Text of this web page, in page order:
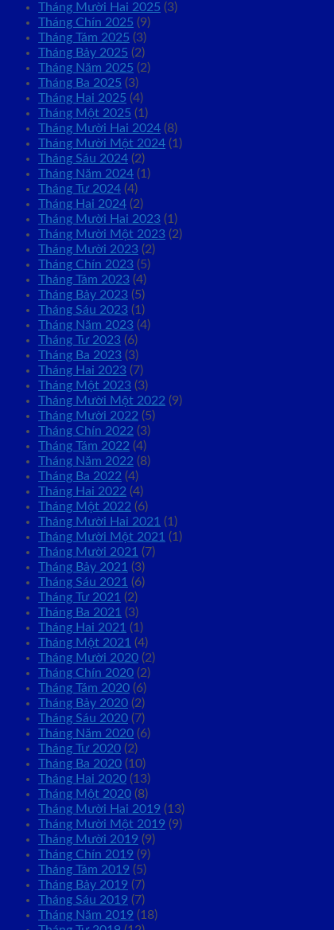
Tháng Mười Hai 2025 (3)
Tháng Chín 2025 (9)
Tháng Tám 2025 (3)
Tháng Bảy 2025 (2)
Tháng Năm 2025 (2)
Tháng Ba 2025 (3)
Tháng Hai 2025 (4)
Tháng Một 2025 (1)
Tháng Mười Hai 2024 (8)
Tháng Mười Một 2024 (1)
Tháng Sáu 2024 (2)
Tháng Năm 2024 (1)
Tháng Tư 2024 (4)
Tháng Hai 2024 (2)
Tháng Mười Hai 2023 (1)
Tháng Mười Một 2023 (2)
Tháng Mười 2023 (2)
Tháng Chín 2023 (5)
Tháng Tám 2023 (4)
Tháng Bảy 2023 (5)
Tháng Sáu 2023 (1)
Tháng Năm 2023 (4)
Tháng Tư 2023 (6)
Tháng Ba 2023 (3)
Tháng Hai 2023 (7)
Tháng Một 2023 (3)
Tháng Mười Một 2022 (9)
Tháng Mười 2022 (5)
Tháng Chín 2022 (3)
Tháng Tám 2022 (4)
Tháng Năm 2022 (8)
Tháng Ba 2022 (4)
Tháng Hai 2022 (4)
Tháng Một 2022 (6)
Tháng Mười Hai 2021 (1)
Tháng Mười Một 2021 (1)
Tháng Mười 2021 (7)
Tháng Bảy 2021 (3)
Tháng Sáu 2021 (6)
Tháng Tư 2021 (2)
Tháng Ba 2021 (3)
Tháng Hai 2021 (1)
Tháng Một 2021 (4)
Tháng Mười 2020 (2)
Tháng Chín 2020 (2)
Tháng Tám 2020 (6)
Tháng Bảy 2020 (2)
Tháng Sáu 2020 (7)
Tháng Năm 2020 (6)
Tháng Tư 2020 (2)
Tháng Ba 2020 (10)
Tháng Hai 2020 (13)
Tháng Một 2020 (8)
Tháng Mười Hai 2019 (13)
Tháng Mười Một 2019 (9)
Tháng Mười 2019 (9)
Tháng Chín 2019 (9)
Tháng Tám 2019 (5)
Tháng Bảy 2019 (7)
Tháng Sáu 2019 (7)
Tháng Năm 2019 (18)